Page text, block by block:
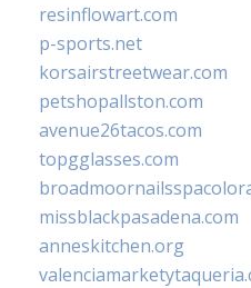
resinflowart.com
p-sports.net
korsairstreetwear.com
petshopallston.com
avenue26tacos.com
topgglasses.com
missblackpasadena.com
anneskitchen.org